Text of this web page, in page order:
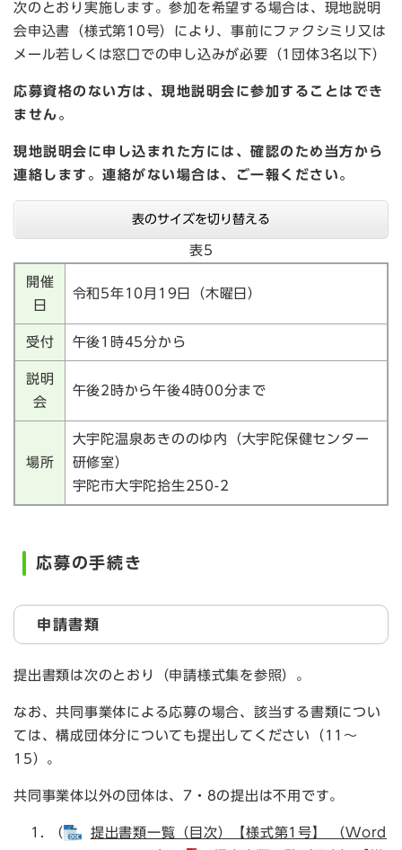
次のとおり実施します。参加を希望する場合は、現地説明
会申込書（様式第10号）により、事前にファクシミリ又は
メール若しくは窓口での申し込みが必要（1団体3名以下）
応募資格のない方は、現地説明会に参加することはでき
ません。
現地説明会に申し込まれた方には、確認のため当方から
連絡します。連絡がない場合は、ご一報ください。
表のサイズを切り替える
表5
開催
日
令和5年10月19日（木曜日）
受付 午後1時45分から
説明
会
午後2時から午後4時00分まで
場所
大宇陀温泉あきののゆ内（大宇陀保健センター
研修室）
宇陀市大宇陀拾生250-2
応募の手続き
申請書類
提出書類は次のとおり（申請様式集を参照）。
なお、共同事業体による応募の場合、該当する書類につい
ては、構成団体分についても提出してください（11～
15）。
共同事業体以外の団体は、7・8の提出は不用です。
（
提出書類一覧（目次）【様式第1号】 （Word